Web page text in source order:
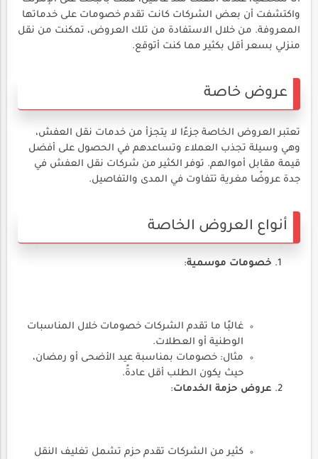
واكتشفت أن بعض الشركات كانت تقدم خصومات على خدماتها
المعروفة. من خلال الاستفادة من تلك العروض، تمكنت من نقل
منزلي بسعر أقل بكثير مما كنت أتوقع.
عروض خاصة
تعتبر العروض الخاصة جزءًا لا يتجزأ من خدمات نقل العفش،
وهي وسيلة تجذب العملاء وتساعدهم في الحصول على أفضل
قيمة مقابل أموالهم. توفر الكثير من شركات نقل العفش في
جدة عروضًا مغرية تتفاوت في المدى والتفاصيل.
أنواع العروض الخاصة
خصومات موسمية:
غالبًا ما تقدم الشركات خصومات خلال المناسبات
الوطنية أو العطلات.
مثال: خصومات بمناسبة عيد الأضحى أو رمضان،
حيث يكون الطلب أقل عادةً.
عروض حزمة الخدمات:
كثير من الشركات تقدم حزم تشمل تغليف النقل